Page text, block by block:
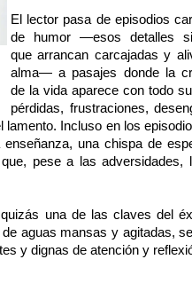
El lector pasa de episodios
de humor —esos detalles
que arrancan carcajadas y
alma— a pasajes donde la
de la vida aparece con todo
pérdidas, frustraciones,
lamento. Incluso en los
una chispa de
pese a las adversidades,
una de las claves del
aguas mansas y agitadas,
y dignas de atención y